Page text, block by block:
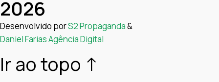
2026
Desenvolvido porS2 Propaganda&
Daniel Farias Agência Digital
Ir ao topo ↑